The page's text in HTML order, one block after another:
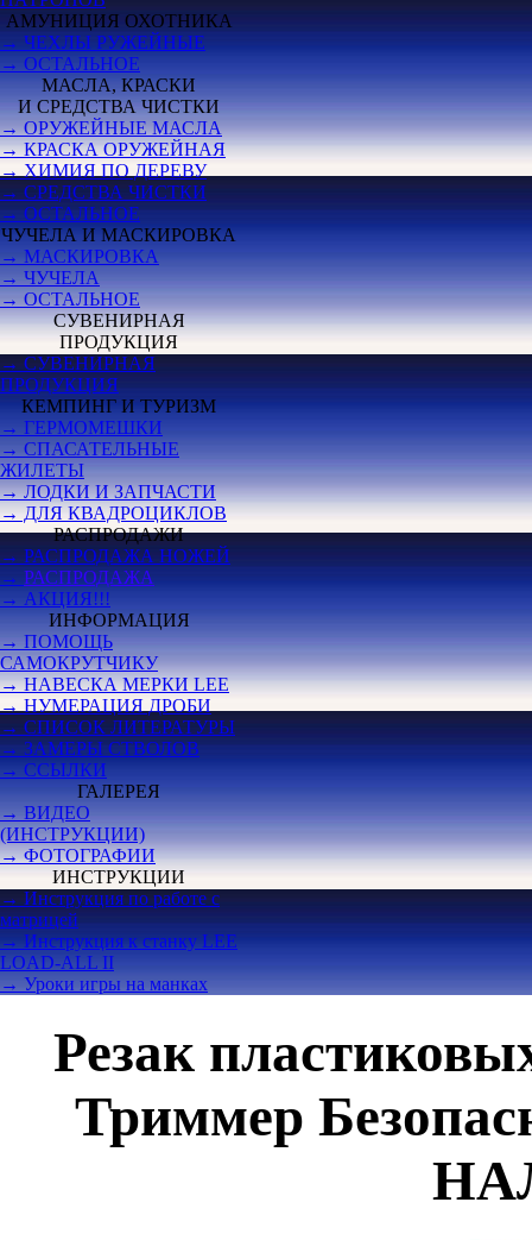
АМУНИЦИЯ ОХОТНИКА
→ ЧЕХЛЫ РУЖЕЙНЫЕ
→ ОСТАЛЬНОЕ
МАСЛА, КРАСКИ
И СРЕДСТВА ЧИСТКИ
→ ОРУЖЕЙНЫЕ МАСЛА
→ КРАСКА ОРУЖЕЙНАЯ
→ ХИМИЯ ПО ДЕРЕВУ
→ СРЕДСТВА ЧИСТКИ
→ ОСТАЛЬНОЕ
ЧУЧЕЛА И МАСКИРОВКА
→ МАСКИРОВКА
→ ЧУЧЕЛА
→ ОСТАЛЬНОЕ
СУВЕНИРНАЯ
ПРОДУКЦИЯ
→ СУВЕНИРНАЯ
ПРОДУКЦИЯ
КЕМПИНГ И ТУРИЗМ
→ ГЕРМОМЕШКИ
→ СПАСАТЕЛЬНЫЕ
ЖИЛЕТЫ
→ ЛОДКИ И ЗАПЧАСТИ
→ ДЛЯ КВАДРОЦИКЛОВ
РАСПРОДАЖИ
→ РАСПРОДАЖА НОЖЕЙ
→ РАСПРОДАЖА
→ АКЦИЯ!!!
ИНФОРМАЦИЯ
→ ПОМОЩЬ
САМОКРУТЧИКУ
→ НАВЕСКА МЕРКИ LEE
→ НУМЕРАЦИЯ ДРОБИ
→ СПИСОК ЛИТЕРАТУРЫ
→ ЗАМЕРЫ СТВОЛОВ
→ ССЫЛКИ
ГАЛЕРЕЯ
→ ВИДЕО
(ИНСТРУКЦИИ)
→ ФОТОГРАФИИ
ИНСТРУКЦИИ
→ Инструкция по работе с
матрицей
→ Инструкция к станку LEE
LOAD-ALL II
→ Уроки игры на манках
Резак
Триммер